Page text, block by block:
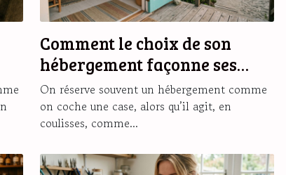
Comment le choix de son
hébergement façonne ses
souvenirs de vacances
On réserve souvent un hébergement comme
on coche une case, alors qu’il agit, en
coulisses, comme...